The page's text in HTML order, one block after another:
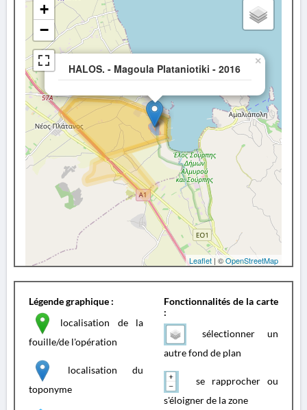
HALOS. - Magoula Plataniotiki - 2016
×
+
−
Leaflet | ©OpenStreetMap
Légende graphique :
localisation de la
fouille/de l'opération
localisation du
toponyme
Fonctionnalités de la carte
:
sélectionner un
autre fond de plan
se rapprocher ou
s'éloigner de la zone